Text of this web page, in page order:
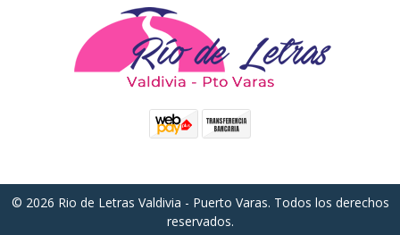
© 2026 Rio de Letras Valdivia - Puerto Varas. Todos los derechos
reservados.